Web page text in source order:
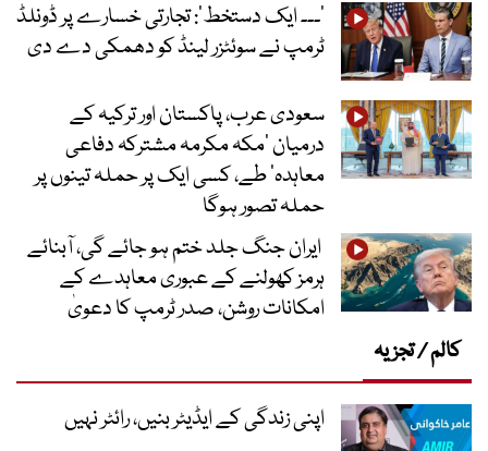
’۔۔۔ ایک دستخط‘: تجارتی خسارے پر ڈونلڈ
ٹرمپ نے سوئٹزر لینڈ کو دھمکی دے دی
سعودی عرب، پاکستان اور ترکیہ کے
درمیان ’مکہ مکرمہ مشترکہ دفاعی
معاہدہ‘ طے، کسی ایک پر حملہ تینوں پر
حملہ تصور ہوگا
ایران جنگ جلد ختم ہو جائے گی، آبنائے
ہرمز کھولنے کے عبوری معاہدے کے
امکانات روشن، صدر ٹرمپ کا دعویٰ
کالم / تجزیہ
اپنی زندگی کے ایڈیٹر بنیں، رائٹر نہیں